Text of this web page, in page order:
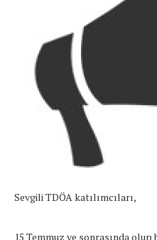
Sevgili TDÖA katılımcıları,
15 Temmuz ve sonrasında